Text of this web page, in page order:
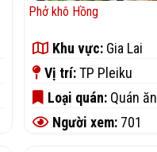
Phở khô Hồng
Khu vực:Gia Lai
Vị trí:TP Pleiku
Loại quán:Quán ăn
Người xem:701